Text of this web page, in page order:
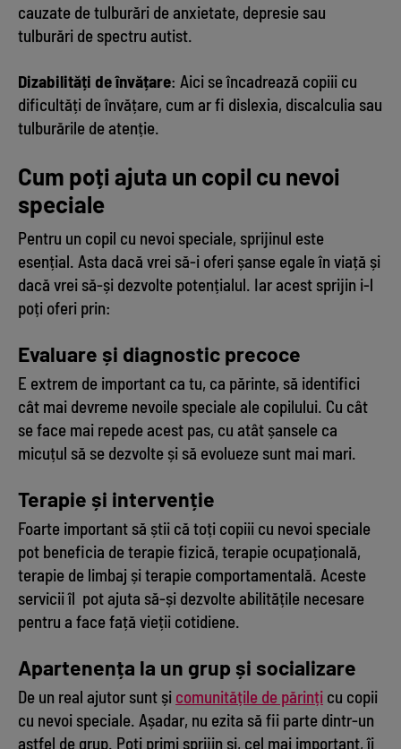
cauzate de tulburări de anxietate, depresie sau
tulburări de spectru autist.
Dizabilități de învățare: Aici se încadrează copiii cu
dificultăți de învățare, cum ar fi dislexia, discalculia sau
tulburările de atenție.
Cum poți ajuta un copil cu nevoi
speciale
Pentru un copil cu nevoi speciale, sprijinul este
esențial. Asta dacă vrei să-i oferi șanse egale în viață și
dacă vrei să-și dezvolte potențialul. Iar acest sprijin i-l
poți oferi prin:
Evaluare și diagnostic precoce
E extrem de important ca tu, ca părinte, să identifici
cât mai devreme nevoile speciale ale copilului. Cu cât
se face mai repede acest pas, cu atât șansele ca
micuțul să se dezvolte și să evolueze sunt mai mari.
Terapie și intervenție
Foarte important să știi că toți copiii cu nevoi speciale
pot beneficia de terapie fizică, terapie ocupațională,
terapie de limbaj și terapie comportamentală. Aceste
servicii îl pot ajuta să-și dezvolte abilitățile necesare
pentru a face față vieții cotidiene.
Apartenența la un grup și socializare
De un real ajutor sunt și comunitățile de părinți cu copii
cu nevoi speciale. Așadar, nu ezita să fii parte dintr-un
astfel de grup. Poți primi sprijin și, cel mai important, îi